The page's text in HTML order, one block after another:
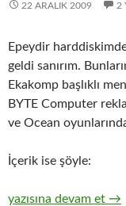
22 ARALIK 2009 2
Epeydir
geldi sanırım.
Ekakomp başlıklı
BYTE Computer
ve Ocean
İçerik ise şöyle:
Sinclair +3 için Oyun
yazısına devam et →